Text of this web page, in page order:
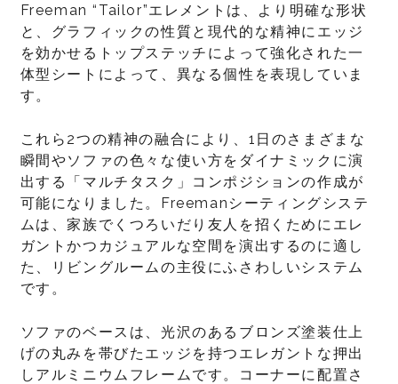
Freeman “Tailor”エレメントは、より明確な形状
と、グラフィックの性質と現代的な精神にエッジ
を効かせるトップステッチによって強化された一
体型シートによって、異なる個性を表現していま
す。
これら2つの精神の融合により、1日のさまざまな
瞬間やソファの色々な使い方をダイナミックに演
出する「マルチタスク」コンポジションの作成が
可能になりました。Freemanシーティングシステ
ムは、家族でくつろいだり友人を招くためにエレ
ガントかつカジュアルな空間を演出するのに適し
た、リビングルームの主役にふさわしいシステム
です。
ソファのベースは、光沢のあるブロンズ塗装仕上
げの丸みを帯びたエッジを持つエレガントな押出
しアルミニウムフレームです。コーナーに配置さ